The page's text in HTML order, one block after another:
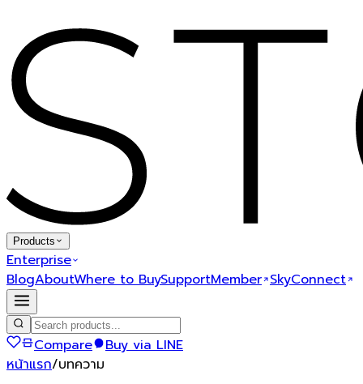
Products
Enterprise
BlogAboutWhere to BuySupportMember SkyConnect
Compare
Buy via LINE
หน้าแรก/บทความ